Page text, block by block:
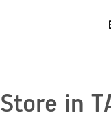
Store in